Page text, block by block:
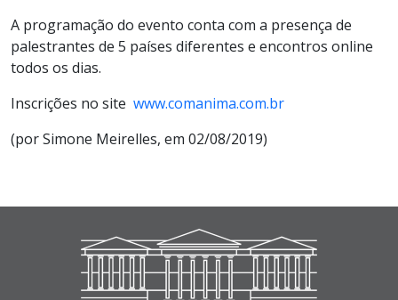
A programação do evento conta com a presença de
palestrantes de 5 países diferentes e encontros online
todos os dias.
Inscrições no site www.comanima.com.br
(por Simone Meirelles, em 02/08/2019)